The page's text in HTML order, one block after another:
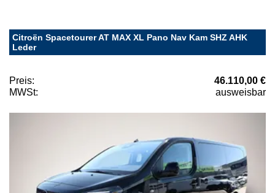
Citroën Spacetourer AT MAX XL Pano Nav Kam SHZ AHK
Leder
Preis:
46.110,00 €
MWSt:
ausweisbar